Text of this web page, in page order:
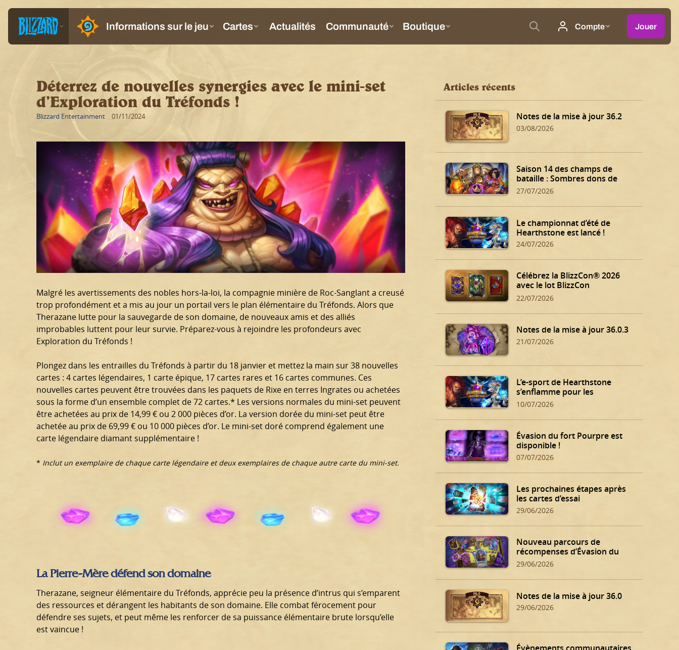
Déterrez de nouvelles synergies avec le mini-set
d’Exploration du Tréfonds !
Blizzard Entertainment 01/11/2024
Malgré les avertissements des nobles hors-la-loi, la compagnie minière de Roc-Sanglant a creusé
trop profondément et a mis au jour un portail vers le plan élémentaire du Tréfonds. Alors que
Therazane lutte pour la sauvegarde de son domaine, de nouveaux amis et des alliés
improbables luttent pour leur survie. Préparez-vous à rejoindre les profondeurs avec
Exploration du Tréfonds !
Plongez dans les entrailles du Tréfonds à partir du 18 janvier et mettez la main sur 38 nouvelles
cartes : 4 cartes légendaires, 1 carte épique, 17 cartes rares et 16 cartes communes. Ces
nouvelles cartes peuvent être trouvées dans les paquets de Rixe en terres Ingrates ou achetées
sous la forme d’un ensemble complet de 72 cartes.* Les versions normales du mini-set peuvent
être achetées au prix de 14,99 € ou 2 000 pièces d’or. La version dorée du mini-set peut être
achetée au prix de 69,99 € ou 10 000 pièces d’or. Le mini-set doré comprend également une
carte légendaire diamant supplémentaire !
* Inclut un exemplaire de chaque carte légendaire et deux exemplaires de chaque autre carte du mini-set.
La Pierre-Mère défend son domaine
Therazane, seigneur élémentaire du Tréfonds, apprécie peu la présence d’intrus qui s’emparent
des ressources et dérangent les habitants de son domaine. Elle combat férocement pour
défendre ses sujets, et peut même les renforcer de sa puissance élémentaire brute lorsqu’elle
est vaincue !
Articles récents
Notes de la mise à jour 36.2
03/08/2026
Saison 14 des champs de
bataille : Sombres dons de
Dalaran !
27/07/2026
Le championnat d’été de
Hearthstone est lancé !
24/07/2026
Célébrez la BlizzCon® 2026
avec le lot BlizzCon
Hearthstone !
22/07/2026
Notes de la mise à jour 36.0.3
21/07/2026
L’e-sport de Hearthstone
s’enflamme pour les
qualifications d’été !
10/07/2026
Évasion du fort Pourpre est
disponible !
07/07/2026
Les prochaines étapes après
les cartes d’essai
29/06/2026
Nouveau parcours de
récompenses d’Évasion du
fort Pourpre
29/06/2026
Notes de la mise à jour 36.0
29/06/2026